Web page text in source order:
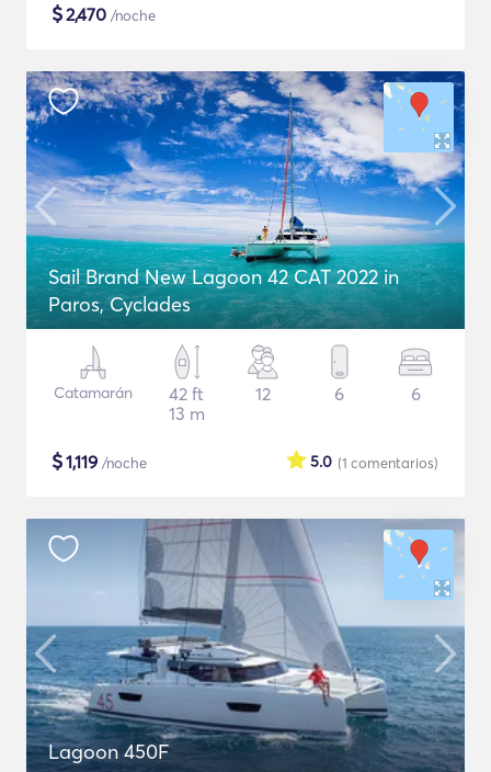
$2,470 /noche
Sail Brand New Lagoon 42 CAT 2022 in
Paros, Cyclades
Catamarán
42 ft
13 m
12 6 6
$1,119 /noche (1 comentarios)
5.0
Lagoon 450F